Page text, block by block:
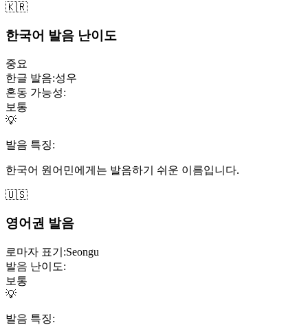
🇰🇷
한국어 발음 난이도
중요
한글 발음:성우
혼동 가능성:
보통
💡
발음 특징:
한국어 원어민에게는 발음하기 쉬운 이름입니다.
🇺🇸
영어권 발음
로마자 표기:Seongu
발음 난이도:
보통
💡
발음 특징: